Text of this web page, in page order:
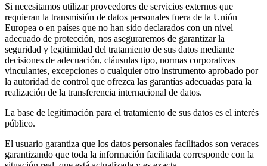
Si necesitamos utilizar proveedores de servicios externos que
requieran la transmisión de datos personales fuera de la Unión
Europea o en países que no han sido declarados con un nivel
adecuado de protección, nos aseguraremos de garantizar la
seguridad y legitimidad del tratamiento de sus datos mediante
decisiones de adecuación, cláusulas tipo, normas corporativas
vinculantes, excepciones o cualquier otro instrumento aprobado por
la autoridad de control que ofrezca las garantías adecuadas para la
realización de la transferencia internacional de datos.
La base de legitimación para el tratamiento de sus datos es el interés
público.
El usuario garantiza que los datos personales facilitados son veraces
garantizando que toda la información facilitada corresponde con la